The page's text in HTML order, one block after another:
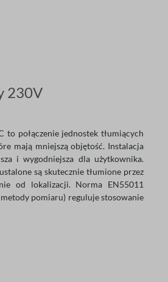
230V
to połączenie jednostek tłumiących
mają mniejszą objętość. Instalacja
i wygodniejsza dla użytkownika.
są skutecznie tłumione przez
od lokalizacji. Norma EN55011
pomiaru) reguluje stosowanie